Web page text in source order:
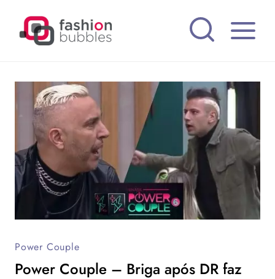
Power Couple
Power Couple – Briga após DR faz